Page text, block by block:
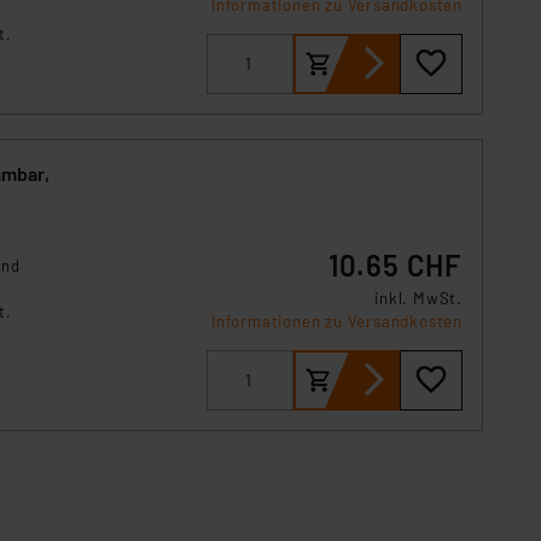
Informationen zu Versandkosten
10.65 CHF
inkl. MwSt.
Informationen zu Versandkosten